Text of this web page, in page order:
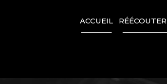
ACCUEIL RÉÉCOUTER